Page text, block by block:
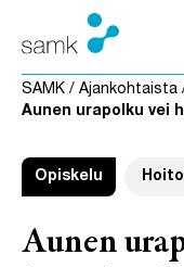
Siirry sisältöön
SAMK / Ajankohtaista
Aunen urapolku vei
Opiskelu
Aunen